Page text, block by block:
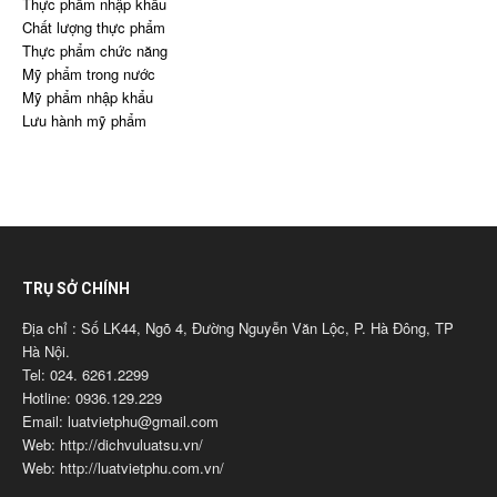
Chất lượng thực phẩm
Thực phẩm chức năng
Mỹ phẩm trong nước
Mỹ phẩm nhập khẩu
Lưu hành mỹ phẩm
TRỤ SỞ CHÍNH
Địa chỉ : Số LK44, Ngõ 4, Đường Nguyễn Văn Lộc, P. Hà Đông, TP
Hà Nội.
Tel: 024. 6261.2299
Hotline: 0936.129.229
Email: luatvietphu@gmail.com
Web: http://dichvuluatsu.vn/
Web: http://luatvietphu.com.vn/